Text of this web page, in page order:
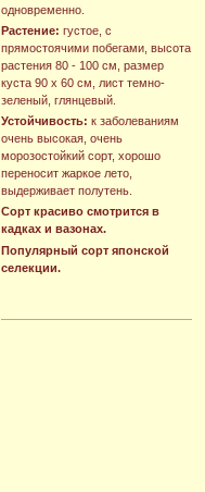
одновременно.
Растение: густое, с
прямостоячими побегами, высота
растения 80 - 100 см, размер
куста 90 х 60 см, лист темно-
зеленый, глянцевый.
Устойчивость: к заболеваниям
очень высокая, очень
морозостойкий сорт, хорошо
переносит жаркое лето,
выдерживает полутень.
Сорт красиво смотрится в
кадках и вазонах.
Популярный сорт японской
селекции.